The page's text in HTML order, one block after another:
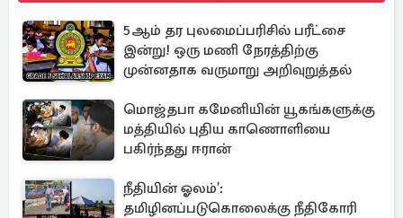
5ஆம் தர புலமைப்பரிசில் பரீட்சை
இன்று! ஒரு மணி நேரத்திற்கு
முன்னதாக வருமாறு அறிவுறுத்தல்
மொஜ்தபா கமேனியின் யூகங்களுக்கு
மத்தியில் புதிய காணொளியை
பகிர்ந்தது ஈரான்
நீதியின் ஓலம்':
தமிழினப்படுகொலைக்கு நீதிகோரி